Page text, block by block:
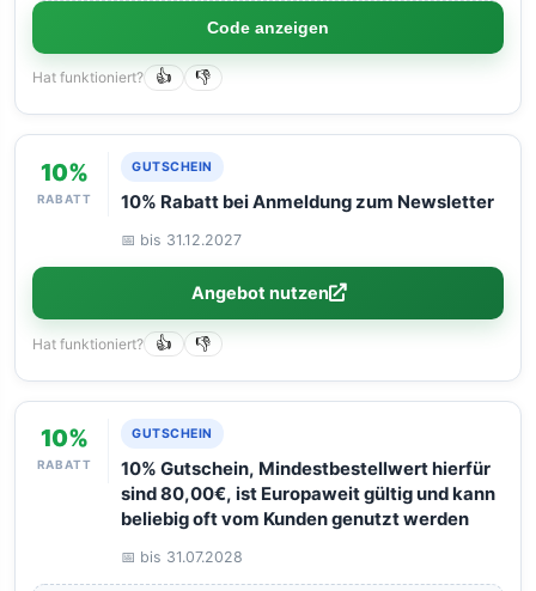
Code anzeigen
Hat funktioniert? 👍 👎
10%
RABATT
GUTSCHEIN
10% Rabatt bei Anmeldung zum Newsletter
📅 bis 31.12.2027
Angebot nutzen
Hat funktioniert? 👍 👎
10%
RABATT
GUTSCHEIN
10% Gutschein, Mindestbestellwert hierfür
sind 80,00€, ist Europaweit gültig und kann
beliebig oft vom Kunden genutzt werden
📅 bis 31.07.2028